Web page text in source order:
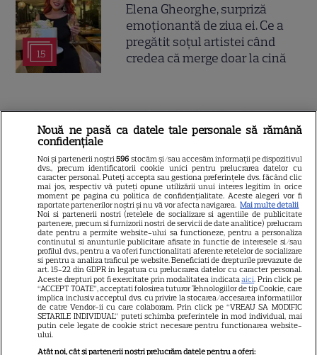
15
Elena Gheorghe, surpriză
emoționantă de ziua ei. Ce a
pregătit soțul artistei când
credea că merge doar la cină
Despre Tvmania
Contact
Contacte televiziuni
Abonamente
Publicitate
Termeni și condiții
Despre cookies
Nouă ne pasă ca datele tale personale să rămână
confidențiale
Noi și partenerii noștri596 stocăm și/sau accesăm informații pe dispozitivul
dvs., precum identificatorii cookie unici pentru prelucrarea datelor cu
caracter personal. Puteți accepta sau gestiona preferințele dvs. făcând clic
mai jos, respectiv vă puteți opune utilizării unui interes legitim în orice
moment pe pagina cu politica de confidențialitate. Aceste alegeri vor fi
raportate partenerilor noștri și nu vă vor afecta navigarea. Mai multe detalii
Noi si partenerii nostri (retelele de socializare si agentiile de publicitate
partenere, precum si furnizorii nostri de servicii de date analitice) prelucram
date pentru a permite website-ului sa functioneze, pentru a personaliza
continutul si anunturile publicitare afisate in functie de interesele si/sau
profilul dvs., pentru a va oferi functionalitati aferente retelelor de socializare
si pentru a analiza traficul pe website. Beneficiati de drepturile prevazute de
art. 15-22 din GDPR in legatura cu prelucrarea datelor cu caracter personal.
Aceste drepturi pot fi exercitate prin modalitatea indicataaici. Prin click pe
“ACCEPT TOATE”, acceptati folosirea tuturor Tehnologiilor de tip Cookie, care
implica inclusiv acceptul dvs. cu privire la stocarea/accesarea informatiilor
de catre Vendor-ii cu care colaboram. Prin click pe “VREAU SA MODIFIC
SETARILE INDIVIDUAL” puteti schimba preferintele in mod individual, mai
putin cele legate de cookie strict necesare pentru functionarea website-
ului.
Atât noi, cât și partenerii noștri prelucrăm datele pentru a oferi: